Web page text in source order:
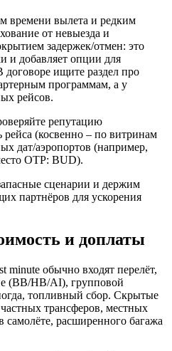
времени вылета и редким
от невыезда и
задержек/отмен: это
и добавляет опции для
договоре ищите раздел про
программам, а у
рейсов.
репутацию
рейса (косвенно – по витринам
дат/аэропортов (например,
OTP: BUD).
сценарии и держим
партнёров для ускорения
и доплаты
обычно входят перелёт,
(BB/HB/AI), групповой
топливный сбор. Скрытые
трансферов, местных
расширенного багажа